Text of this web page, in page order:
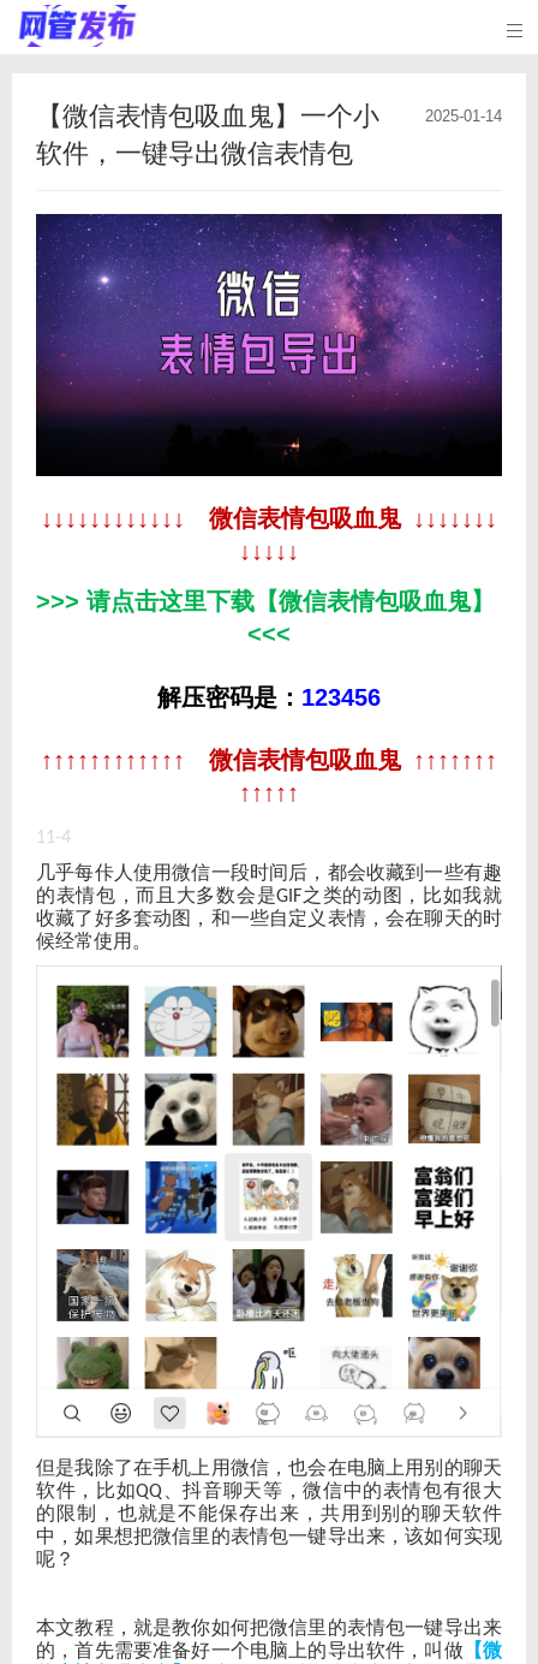

2025-01-14
【微信表情包吸血鬼】一个小
软件，一键导出微信表情包
↓↓↓↓↓↓↓↓↓↓↓↓ 微信表情包吸血鬼 ↓↓↓↓↓↓↓
↓↓↓↓↓
>>> 请点击这里下载【微信表情包吸血鬼】
<<<
解压密码是： 123456
↑↑↑↑↑↑↑↑↑↑↑↑ 微信表情包吸血鬼↑↑↑↑↑↑↑
↑↑↑↑↑
11-4
几乎每佧人使用微信一段时间后，都会收藏到一些有趣
的表情包，而且大多数会是GIF之类的动图，比如我就
收藏了好多套动图，和一些自定义表情，会在聊天的时
候经常使用。
但是我除了在手机上用微信，也会在电脑上用别的聊天
软件，比如QQ
、抖音聊天等，微信中的表情包有很大
的限制，也就是不能保存出来，共用到别的聊天软件
中，如果想把微信里的表情包一键导出来，该如何实现
呢？
本文教程，就是教你如何把微信里的表情包一键导出来
的，首先需要准备好一个电脑上的导出软件，叫做【微